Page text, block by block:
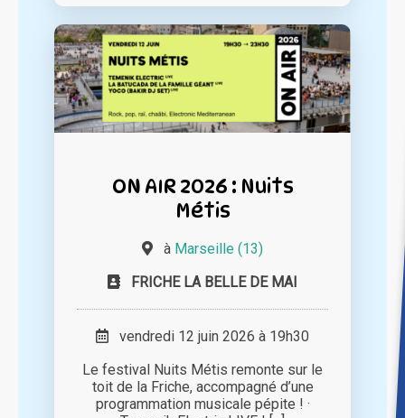
ON AIR 2026 : Nuits
Métis
à Marseille (13)
FRICHE LA BELLE DE MAI
vendredi 12 juin 2026 à 19h30
Le festival Nuits Métis remonte sur le
toit de la Friche, accompagné d’une
programmation musicale pépite ! ·